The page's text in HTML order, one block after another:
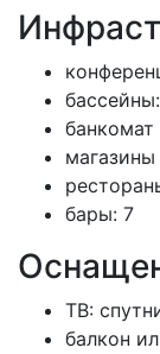
банкомат
магазины
бары: 7
ТВ:
балкон